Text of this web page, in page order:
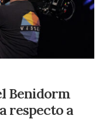
Benidorm
respecto a